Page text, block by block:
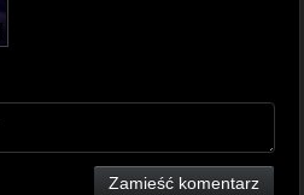
Zamieść komentarz